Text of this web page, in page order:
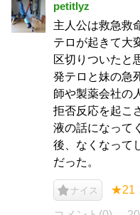
petitlyz
主人公は救急救
テロが起きて大
区切りついたと
発テロと妹の急
師や製薬会社の
拒否反応を起こ
液の話になって
後、なくなって
だった。
ナイス ★21